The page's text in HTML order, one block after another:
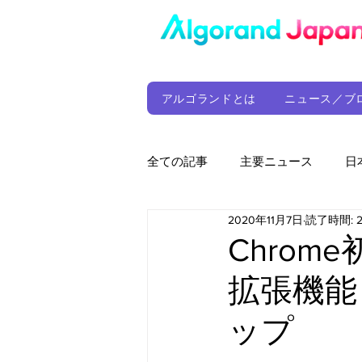
アルゴランドとは ニュース／ブ
全ての記事 主要ニュース 日
ウォレット 定期レポート
アルゴランド財団
Chrome
拡張機
ップ
2020年11月7日 読了時間: